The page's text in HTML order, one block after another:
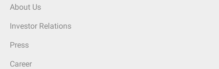
About Us
Investor Relations
Press
Career